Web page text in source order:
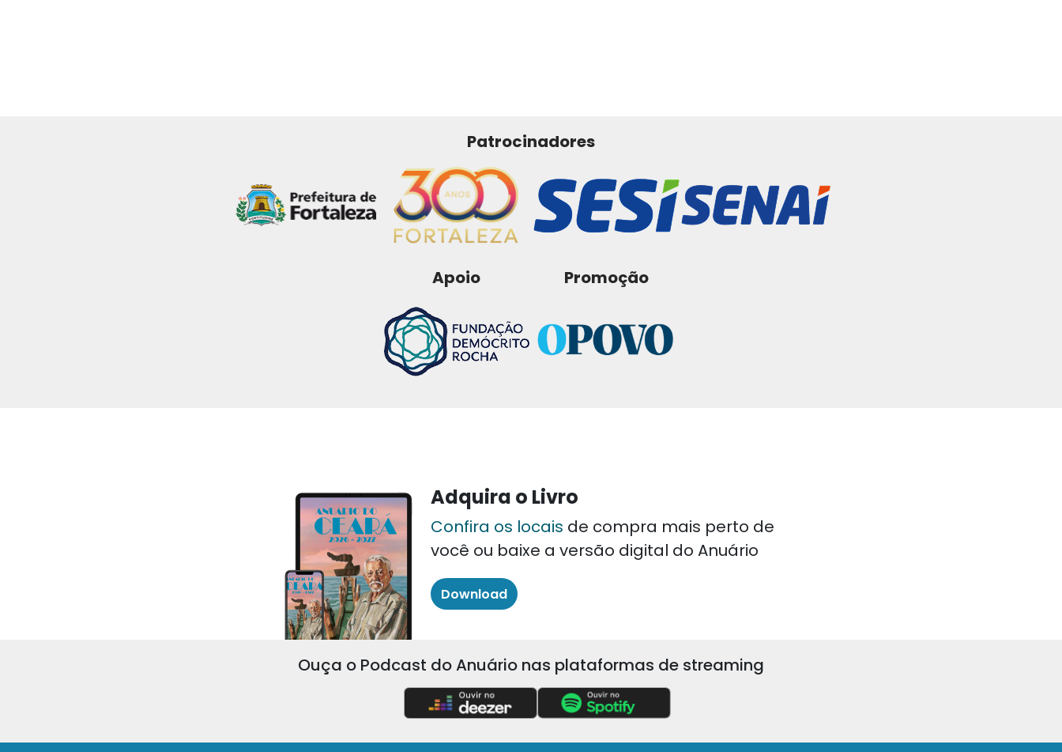
Patrocinadores
Apoio Promoção
Adquira o Livro
Confira os locais de compra mais perto de
você ou baixe a versão digital do Anuário
Download
Ouça o Podcast do Anuário nas plataformas de streaming